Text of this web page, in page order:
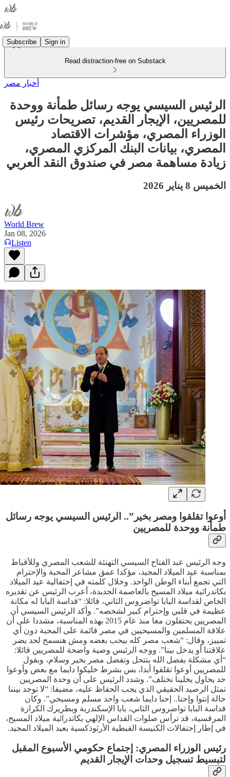
Subscribe Sign in
Read distraction-free on Substack
أخبار مصر
الرئيس السيسي يوجه رسائل طمأنة ووحدة
للمصريين، الإيجار القديم، تصريحات رئيس
الوزراء المصري، مؤشرات الاقتصاد
المصري، بيانات البنك المركزي المصري،
زيادة مساهمة مصر في صندوق النقد العربي
الخميس 8 يناير 2026
World Brew
Jan 08, 2026
Listen
أوعوا تقلقوا ومصر بخير”.. الرئيس السيسي يوجه رسائل
طمأنة ووحدة للمصريين
وجه الرئيس عبد الفتاح السيسي التهنئة للشعب المصري وللأقباط
بمناسبة عيد الميلاد المجيد، مؤكدا عمق مشاعر المحبة والإحترام
التي تجمع أبناء الوطن الواحد. وخلال كلمته في إحتفالية عيد الميلاد
بكاتدرائية ميلاد المسيح بالعاصمة الجديدة، أعرب الرئيس عن تقديره
الخاص لقداسة البابا تواضروس الثاني، قائلا: “قداسة البابا له مكانة
عظيمة في قلبي وإحترام كبير لشخصه”. وأكد الرئيس السيسي أن
المصريين يحتفلون معا منذ عام 2015 بهذه المناسبة، مشددا على أن
علاقة المسلمين والمسيحيين في مصر قائمة على المحبة دون أي
تمييز، وقال: “شعب مصر كله بيحب بعضه ومش هنسمح لحد يضر
علاقتنا أو يدخل بينا”. ووجه الرئيس وصية واضحة للمصريين قائلا:
“أي مشكلة بفضل الله بتتحل وتفضل مصر بخير وسلام، وبقول
للمصريين أوعوا تقلقوا أبدا، بس بشرط خليكوا دايما مع بعض وأوعوا
حد يحاول يخلينا نختلف”. وشدد الرئيس على أن وحدة المصريين
تمثل الرصيد الحقيقي الذي يجب الحفاظ عليه، مضيفا: “لا توجد بيننا
حالة إنتوا وإحنا.. إحنا دايما شعب واحد مسلم ومسيحي”. وكان
قداسة البابا تواضروس الثاني، بابا الإسكندرية وبطريرك الكرازة
المرقسية، قد ترأس صلوات القداس الإلهي بكاتدرائية ميلاد المسيح،
في إطار إحتفالات الكنيسة القبطية الأرثوذكسية بعيد الميلاد المجيد.
رئيس الوزراء المصري: إجتماع حكومي الأسبوع المقبل
لتبسيط تسجيل وحدات الإيجار القديم